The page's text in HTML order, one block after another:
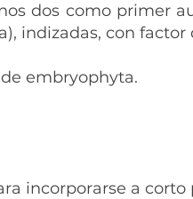
dos como primer
indizadas, con
embryophyta.
incorporarse a corto